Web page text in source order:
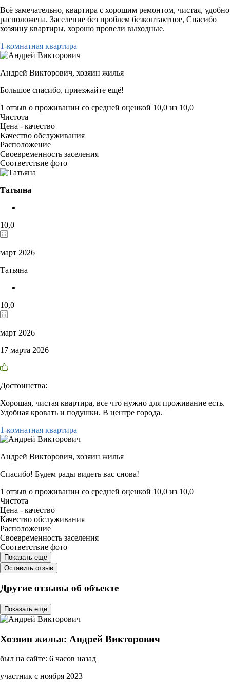
Всё замечательно, квартира с хорошим ремонтом, чистая, удобно
расположена. Заселение без проблем безконтактное, Спасибо
хозяину квартиры, хорошо провели выходные.
1-комнатная квартира
Андрей Викторович, хозяин жилья
Большое спасибо, приезжайте ещё!
1 отзыв о проживании со средней оценкой 10,0 из 10,0
Чистота
Цена - качество
Качество обслуживания
Расположение
Своевременность заселения
Соответствие фото
Татьяна
10,0
март 2026
Татьяна
10,0
март 2026
17 марта 2026
Достоинства:
Хорошая, чистая квартира, все что нужно для проживание есть.
Удобная кровать и подушки. В центре города.
1-комнатная квартира
Андрей Викторович, хозяин жилья
Спасибо! Будем рады видеть вас снова!
1 отзыв о проживании со средней оценкой 10,0 из 10,0
Чистота
Цена - качество
Качество обслуживания
Расположение
Своевременность заселения
Соответствие фото
Показать ещё
Оставить отзыв
Другие отзывы об объекте
Показать ещё
Хозяин жилья: Андрей Викторович
был на сайте: 6 часов назад
участник с ноября 2023